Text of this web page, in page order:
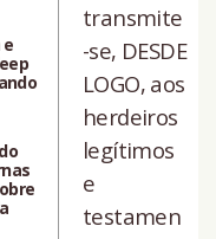
transmite
-se, DESDE
LOGO, aos
herdeiros
legítimos
e
testamen